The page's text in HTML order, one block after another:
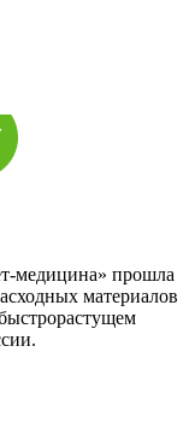
медицина» прошла
материалов